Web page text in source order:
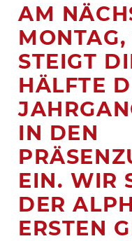
AM
STEIGT
HÄLFTE
IN DEN
EIN. WIR
DER
ERSTEN